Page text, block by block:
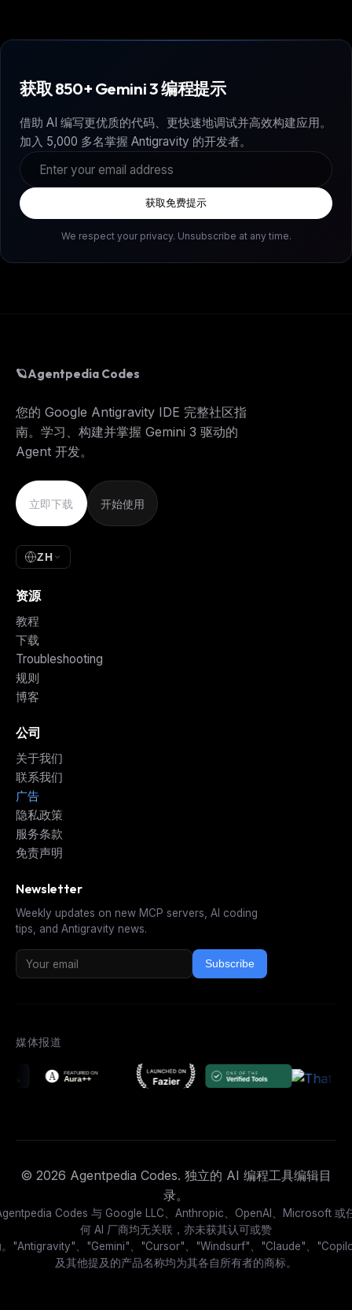
获取 850+ Gemini 3 编程提示
借助 AI 编写更优质的代码、更快速地调试并高效构建应用。
加入 5,000 多名掌握 Antigravity 的开发者。
获取免费提示
We respect your privacy. Unsubscribe at any time.
🪐Agentpedia Codes
您的 Google Antigravity IDE 完整社区指
南。学习、构建并掌握 Gemini 3 驱动的
Agent 开发。
立即下载 开始使用
ZH
资源
教程
下载
Troubleshooting
规则
博客
公司
关于我们
联系我们
广告
隐私政策
服务条款
免责声明
Newsletter
Weekly updates on new MCP servers, AI coding
tips, and Antigravity news.
Subscribe
媒体报道
© 2026 Agentpedia Codes. 独立的 AI 编程工具编辑目
录。
Codes 与 Google LLC、Anthropic、OpenAI、Microsoft 或
何 AI 厂商均无关联，亦未获其认可或赞
"Antigravity"、"Gemini"、"Cursor"、"Windsurf"、"Claude"、
及其他提及的产品名称均为其各自所有者的商标。